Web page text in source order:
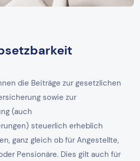
die Beiträge zur gesetzlichen
sowie zur
(auch
steuerlich erheblich
ganz gleich ob für Angestellte,
Pensionäre. Dies gilt auch für